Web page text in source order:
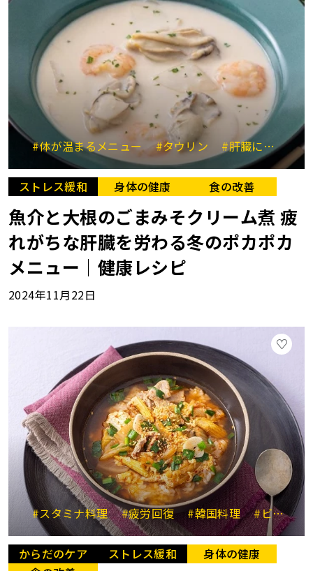
#体が温まるメニュー #タウリン #肝臓にやさしい
ストレス緩和 身体の健康 食の改善
魚介と大根のごまみそクリーム煮 疲
れがちな肝臓を労わる冬のポカポカ
メニュー｜健康レシピ
2024年11月22日
#スタミナ料理 #疲労回復 #韓国料理 #ビタミンB1
からだのケア ストレス緩和
身体の健康